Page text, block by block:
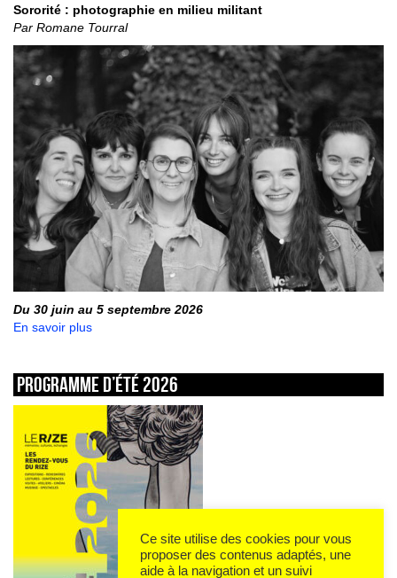
Sororité : photographie en milieu militant
Par Romane Tourral
Du 30 juin au 5 septembre 2026
En savoir plus
Programme d’été 2026
Ce site utilise des cookies pour vous
proposer des contenus adaptés, une
aide à la navigation et un suivi